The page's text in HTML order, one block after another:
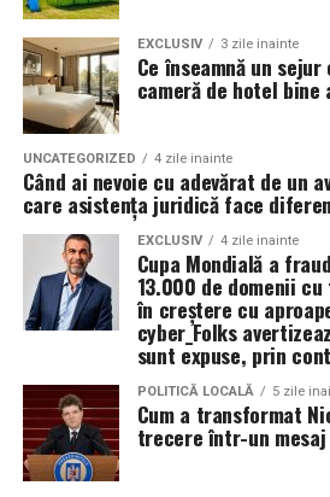
obligatoriu poziția oficială a Uniunii
Guvernului României.
Informații oficiale complete despre
fonduri structurale: mfe.gov.ro
Vineri: incepand cu ora 16:00
Sambata si duminica:
Pentru o experienta cat mai
recomanda sosirea cat mai
zi de festival.
Accesul participantilor este
fiecare dintre cele trei zile.
Persoanele acreditate (presa,
pot ridica acreditarile zilnic intre
procesarea acestora incheindu-se
Festivalul ramane deschis partial
dimineata.
EXCLUSIV 3 zile inainte
Ce înseamnă un
cameră de hotel bine
UNCATEGORIZED 4 zile inainte
Când ai nevoie cu adevărat de un
care asistența juridică face
EXCLUSIV 4 zile inainte
Cupa Mondială a
13.000 de domenii cu
în creștere cu
cyber_Folks
sunt expuse, prin
POLITICĂ LOCALĂ 5 zile
Cum a transformat
trecere într-un